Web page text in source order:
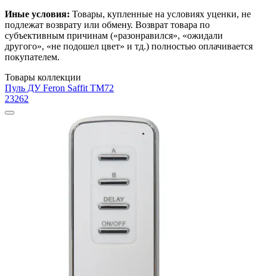
Иные условия: Товары, купленные на условиях уценки, не
подлежат возврату или обмену. Возврат товара по
субъективным причинам («разонравился», «ожидали
другого», «не подошел цвет» и тд.) полностью оплачивается
покупателем.
Товары коллекции
Пуль ДУ Feron Saffit TM72
23262